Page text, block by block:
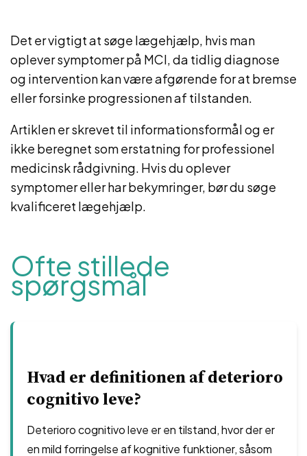
Det er vigtigt at søge lægehjælp, hvis man
oplever symptomer på MCI, da tidlig diagnose
og intervention kan være afgørende for at bremse
eller forsinke progressionen af tilstanden.
Artiklen er skrevet til informationsformål og er
ikke beregnet som erstatning for professionel
medicinsk rådgivning. Hvis du oplever
symptomer eller har bekymringer, bør du søge
kvalificeret lægehjælp.
Ofte stillede
spørgsmål
Hvad er definitionen af ​​deterioro
cognitivo leve?
Deterioro cognitivo leve er en tilstand, hvor der er
en mild forringelse af kognitive funktioner, såsom